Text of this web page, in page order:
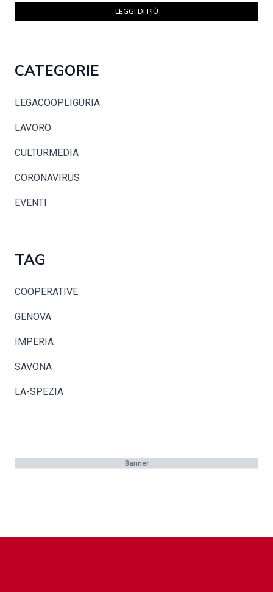
LEGGI DI PIÙ
CATEGORIE
LEGACOOPLIGURIA
LAVORO
CULTURMEDIA
CORONAVIRUS
EVENTI
TAG
COOPERATIVE
GENOVA
IMPERIA
SAVONA
LA-SPEZIA
Banner